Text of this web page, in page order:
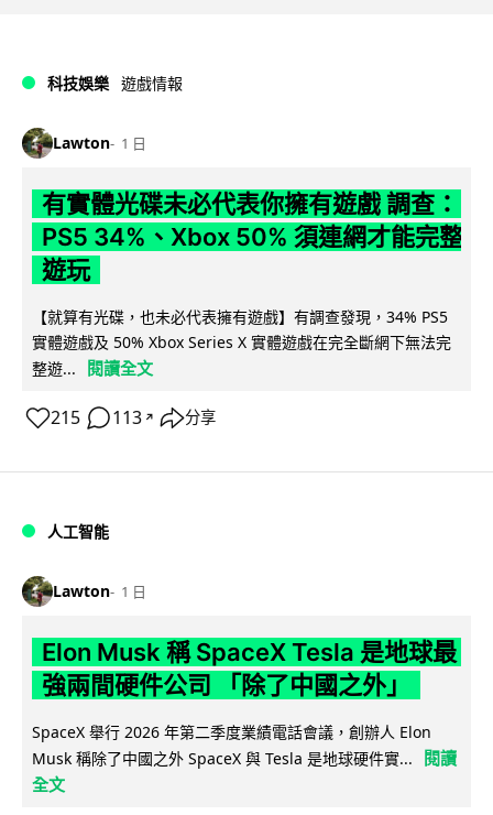
科技娛樂 遊戲情報
Lawton 1 日
有實體光碟未必代表你擁有遊戲 調查：
PS5 34%、Xbox 50% 須連網才能完整
遊玩
【就算有光碟，也未必代表擁有遊戲】有調查發現，34% PS5
實體遊戲及 50% Xbox Series X 實體遊戲在完全斷網下無法完
整遊...
閱讀全文
215 113 ↗ 分享
人工智能
Lawton 1 日
Elon Musk 稱 SpaceX Tesla 是地球最
強兩間硬件公司 「除了中國之外」
SpaceX 舉行 2026 年第二季度業績電話會議，創辦人 Elon
Musk 稱除了中國之外 SpaceX 與 Tesla 是地球硬件實...
閱讀
全文